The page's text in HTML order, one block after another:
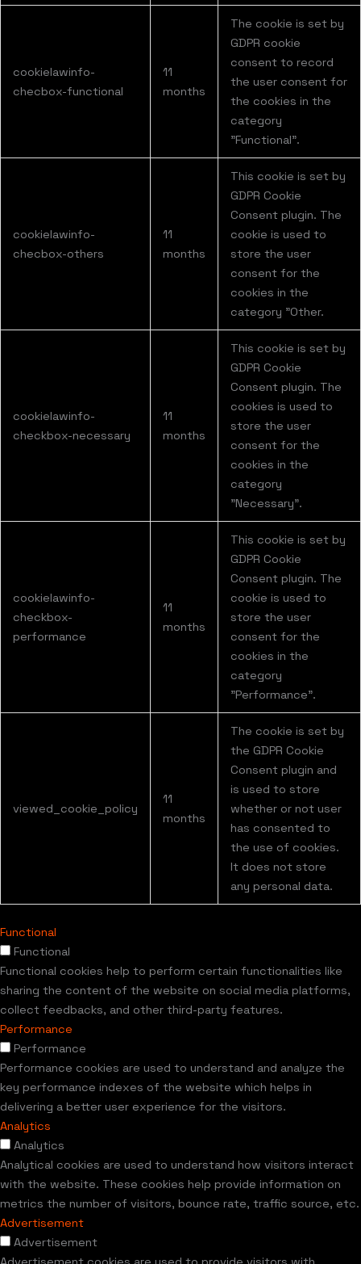
cookielawinfo-
checbox-functional
11
months
The cookie is set by
GDPR cookie
consent to record
the user consent for
the cookies in the
category
"Functional".
cookielawinfo-
checbox-others
11
months
This cookie is set by
GDPR Cookie
Consent plugin. The
cookie is used to
store the user
consent for the
cookies in the
category "Other.
cookielawinfo-
checkbox-necessary
11
months
This cookie is set by
GDPR Cookie
Consent plugin. The
cookies is used to
store the user
consent for the
cookies in the
category
"Necessary".
cookielawinfo-
checkbox-
performance
11
months
This cookie is set by
GDPR Cookie
Consent plugin. The
cookie is used to
store the user
consent for the
cookies in the
category
"Performance".
viewed_cookie_policy
11
months
The cookie is set by
the GDPR Cookie
Consent plugin and
is used to store
whether or not user
has consented to
the use of cookies.
It does not store
any personal data.
Functional
Functional
Functional cookies help to perform certain functionalities like
sharing the content of the website on social media platforms,
collect feedbacks, and other third-party features.
Performance
Performance
Performance cookies are used to understand and analyze the
key performance indexes of the website which helps in
delivering a better user experience for the visitors.
Analytics
Analytics
Analytical cookies are used to understand how visitors interact
with the website. These cookies help provide information on
metrics the number of visitors, bounce rate, traffic source, etc.
Advertisement
Advertisement